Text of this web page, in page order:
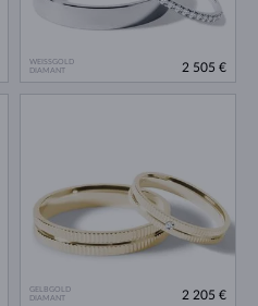
WEISSGOLD
DIAMANT
2 505 €
GELBGOLD
DIAMANT
2 205 €